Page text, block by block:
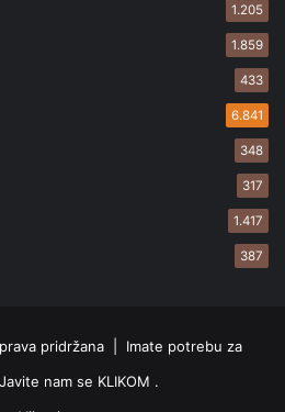
1.205
1.859
433
6.841
348
317
1.417
387
pridržana | Imate potrebu za
nam se KLIKOM .